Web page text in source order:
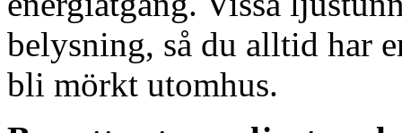
belysning, så du alltid har
bli mörkt utomhus.